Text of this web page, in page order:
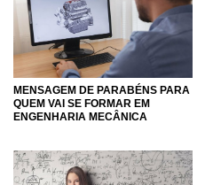
MENSAGEM DE PARABÉNS PARA
QUEM VAI SE FORMAR EM
ENGENHARIA MECÂNICA